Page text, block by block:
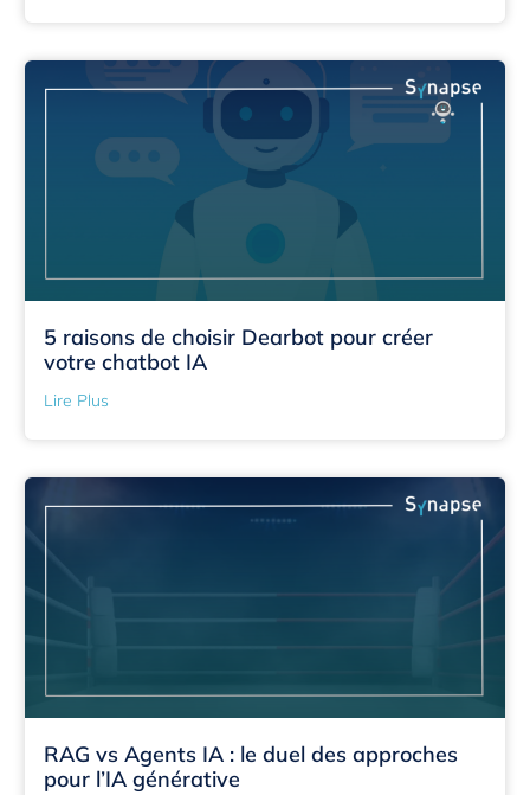
5 raisons de choisir Dearbot pour créer
votre chatbot IA
Lire Plus
RAG vs Agents IA : le duel des approches
pour l’IA générative